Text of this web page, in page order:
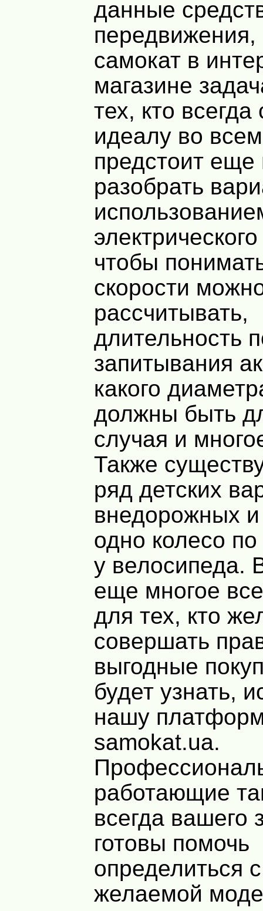
данные
передвижения,
самокат в
магазине
тех, кто всегда
идеалу во
предстоит еще
разобрать
чтобы
скорости
рассчитывать,
длительность
запитывания
какого
должны быть
случая и
Также
ряд детских
внедорожных и
одно колесо
у велосипеда.
еще многое
для тех, кто
совершать
выгодные
будет узнать,
нашу
samokat.ua.
работающие
всегда вашего
готовы помочь
определиться
желаемой